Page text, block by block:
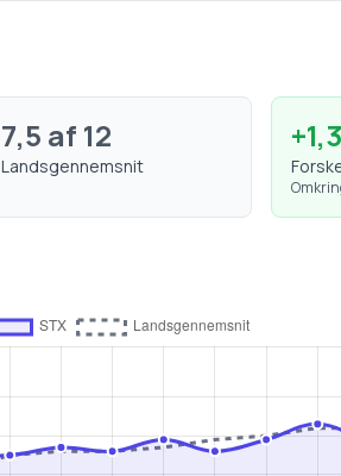
7,5 af 12
Landsgennemsnit
+1,3